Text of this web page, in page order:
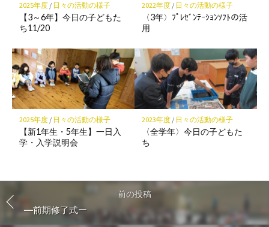
2025年度/ 日々の活動の様子
【3～6年】今日の子どもた
ち11/20
2022年度/ 日々の活動の様子
〈3年〉ﾌﾟﾚｾﾞﾝﾃｰｼｮﾝｿﾌﾄの活
用
2025年度/ 日々の活動の様子
【新1年生・5年生】一日入
学・入学説明会
2023年度/ 日々の活動の様子
〈全学年〉今日の子どもた
ち
前の投稿
―前期修了式ー